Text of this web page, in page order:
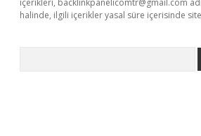
içerikleri, backlinkpanelicomtr@gmail.com
halinde, ilgili içerikler yasal süre içerisinde